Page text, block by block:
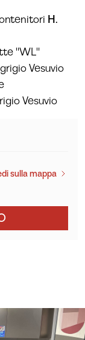
H.
"WL"
grigio Vesuvio
Vesuvio
sulla mappa